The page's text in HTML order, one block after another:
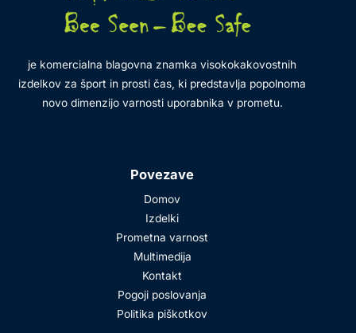
je komercialna blagovna znamka visokokakovostnih
izdelkov za šport in prosti čas, ki predstavlja popolnoma
novo dimenzijo varnosti uporabnika v prometu.
Povezave
Domov
Izdelki
Prometna varnost
Multimedija
Kontakt
Pogoji poslovanja
Politika piškotkov